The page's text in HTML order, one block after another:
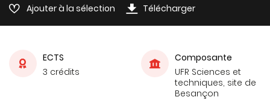
Ajouter à la sélection Télécharger
ECTS
3 crédits
Composante
UFR Sciences et
techniques, site de
Besançon